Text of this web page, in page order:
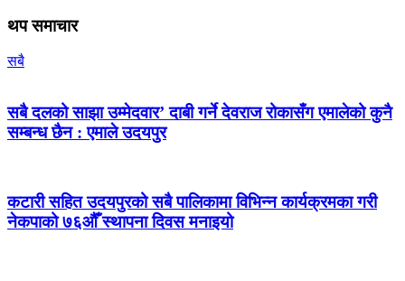
थप समाचार
सबै
सबै दलको साझा उम्मेदवार’ दाबी गर्ने देवराज रोकासँग एमालेको कुनै
सम्बन्ध छैन : एमाले उदयपुर
कटारी सहित उदयपुरको सबै पालिकामा विभिन्न कार्यक्रमका गरी
नेकपाको ७६औँ स्थापना दिवस मनाइयो